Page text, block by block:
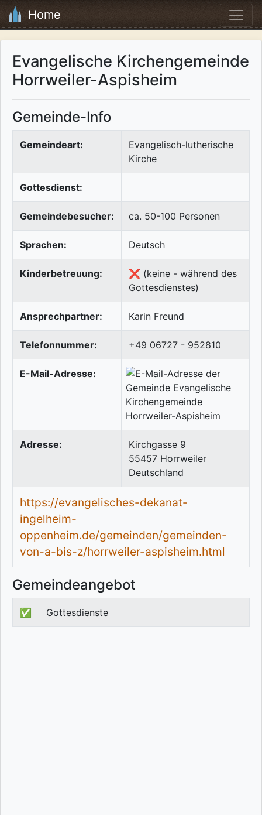
Home
Evangelische Kirchengemeinde
Horrweiler-Aspisheim
Gemeinde-Info
Gemeindeart:
Evangelisch-lutherische
Kirche
Gottesdienst:
Gemeindebesucher: ca. 50-100 Personen
Sprachen: Deutsch
Kinderbetreuung:
❌ (keine - während des
Gottesdienstes)
Ansprechpartner: Karin Freund
Telefonnummer: +49 06727 - 952810
E-Mail-Adresse:
Adresse:
Kirchgasse 9
55457 Horrweiler
Deutschland
https://evangelisches-dekanat-
ingelheim-
oppenheim.de/gemeinden/gemeinden-
von-a-bis-z/horrweiler-aspisheim.html
Gemeindeangebot
✅ Gottesdienste